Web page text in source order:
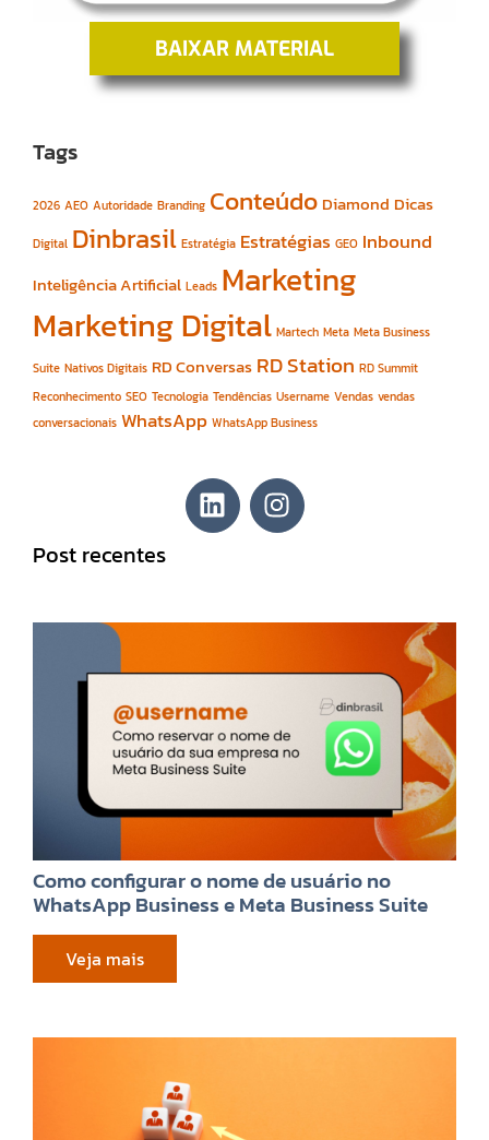
BAIXAR MATERIAL
Tags
2026 AEO Autoridade Branding Conteúdo Diamond Dicas
Digital Dinbrasil Estratégia Estratégias GEO Inbound
Inteligência Artificial Leads Marketing
Marketing Digital Martech Meta Meta Business
Suite Nativos Digitais RD Conversas RD Station RD Summit
Reconhecimento SEO Tecnologia Tendências Username Vendas vendas
conversacionais WhatsApp WhatsApp Business
Post recentes
Como configurar o nome de usuário no
WhatsApp Business e Meta Business Suite
Veja mais